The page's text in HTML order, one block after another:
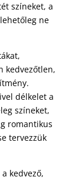
színeket, a
ne
kedvezőtlen,
délkelet a
színeket,
romantikus
tervezzük
kedvező,